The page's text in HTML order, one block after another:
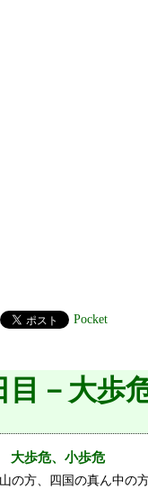
Pocket
目－大歩
大歩危、小歩危
の方、四国の真ん中の